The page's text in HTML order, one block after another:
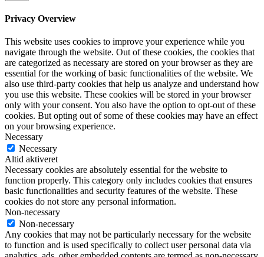
Privacy Overview
This website uses cookies to improve your experience while you
navigate through the website. Out of these cookies, the cookies that
are categorized as necessary are stored on your browser as they are
essential for the working of basic functionalities of the website. We
also use third-party cookies that help us analyze and understand how
you use this website. These cookies will be stored in your browser
only with your consent. You also have the option to opt-out of these
cookies. But opting out of some of these cookies may have an effect
on your browsing experience.
Necessary
Necessary
Altid aktiveret
Necessary cookies are absolutely essential for the website to
function properly. This category only includes cookies that ensures
basic functionalities and security features of the website. These
cookies do not store any personal information.
Non-necessary
Non-necessary
Any cookies that may not be particularly necessary for the website
to function and is used specifically to collect user personal data via